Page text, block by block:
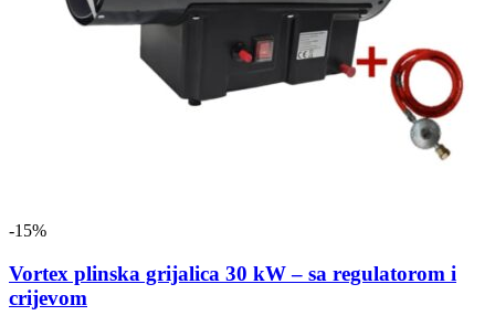
-15%
Vortex plinska grijalica 30 kW – sa regulatorom i
crijevom